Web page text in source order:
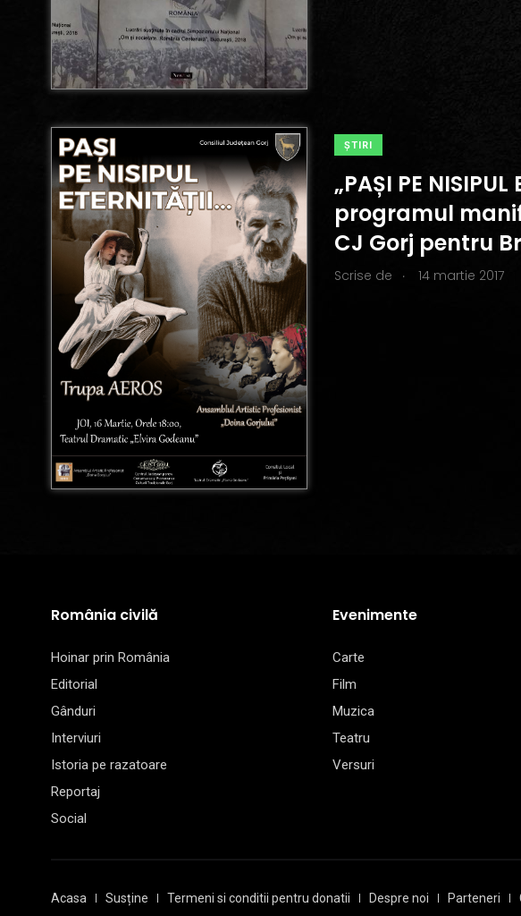
ŞTIRI
„PAȘI PE NISIPUL
programul
CJ Gorj pentru
Scrise de . 14 martie 2017
România civilă
Hoinar prin România
Editorial
Gânduri
Interviuri
Istoria pe razatoare
Reportaj
Social
Evenimente
Carte
Film
Muzica
Teatru
Versuri
Acasa Susține Termeni si conditii pentru donatii Despre noi Parteneri